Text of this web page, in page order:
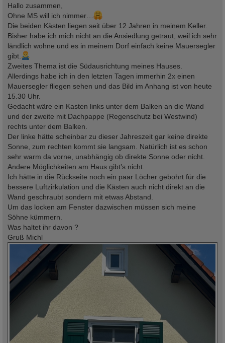
i
t
r
a
g
Hallo zusammen,
Ohne MS will ich nimmer…
Die beiden Kästen liegen seit über 12 Jahren in meinem Keller.
Bisher habe ich mich nicht an die Ansiedlung getraut, weil ich sehr
ländlich wohne und es in meinem Dorf einfach keine Mauersegler
gibt.
Zweites Thema ist die Südausrichtung meines Hauses.
Allerdings habe ich in den letzten Tagen immerhin 2x einen
Mauersegler fliegen sehen und das Bild im Anhang ist von heute
15.30 Uhr.
Gedacht wäre ein Kasten links unter dem Balken an die Wand
und der zweite mit Dachpappe (Regenschutz bei Westwind)
rechts unter dem Balken.
Der linke hätte scheinbar zu dieser Jahreszeit gar keine direkte
Sonne, zum rechten kommt sie langsam. Natürlich ist es schon
sehr warm da vorne, unabhängig ob direkte Sonne oder nicht.
Andere Möglichkeiten am Haus gibt’s nicht.
Ich hätte in die Rückseite noch ein paar Löcher gebohrt für die
bessere Luftzirkulation und die Kästen auch nicht direkt an die
Wand geschraubt sondern mit etwas Abstand.
Um das locken am Fenster dazwischen müssen sich meine
Söhne kümmern.
Was haltet ihr davon ?
Gruß Michl